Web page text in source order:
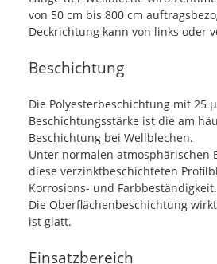
von 50 cm bis 800 cm
Deckrichtung kann von links oder
Beschichtung
Die Polyesterbeschichtung mit 25
Beschichtungsstärke ist die am
Beschichtung bei Wellblechen.
Unter normalen atmosphärischen
diese verzinktbeschichteten
Korrosions- und Farbbeständigkeit.
Die Oberflächenbeschichtung
ist glatt.
Einsatzbereich